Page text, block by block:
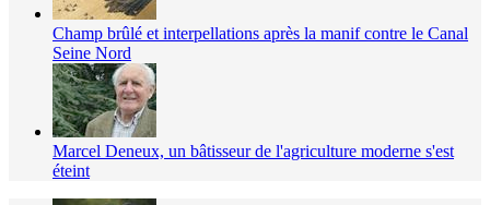
Champ brûlé et interpellations après la manif contre le Canal
Seine Nord
Marcel Deneux, un bâtisseur de l'agriculture moderne s'est
éteint